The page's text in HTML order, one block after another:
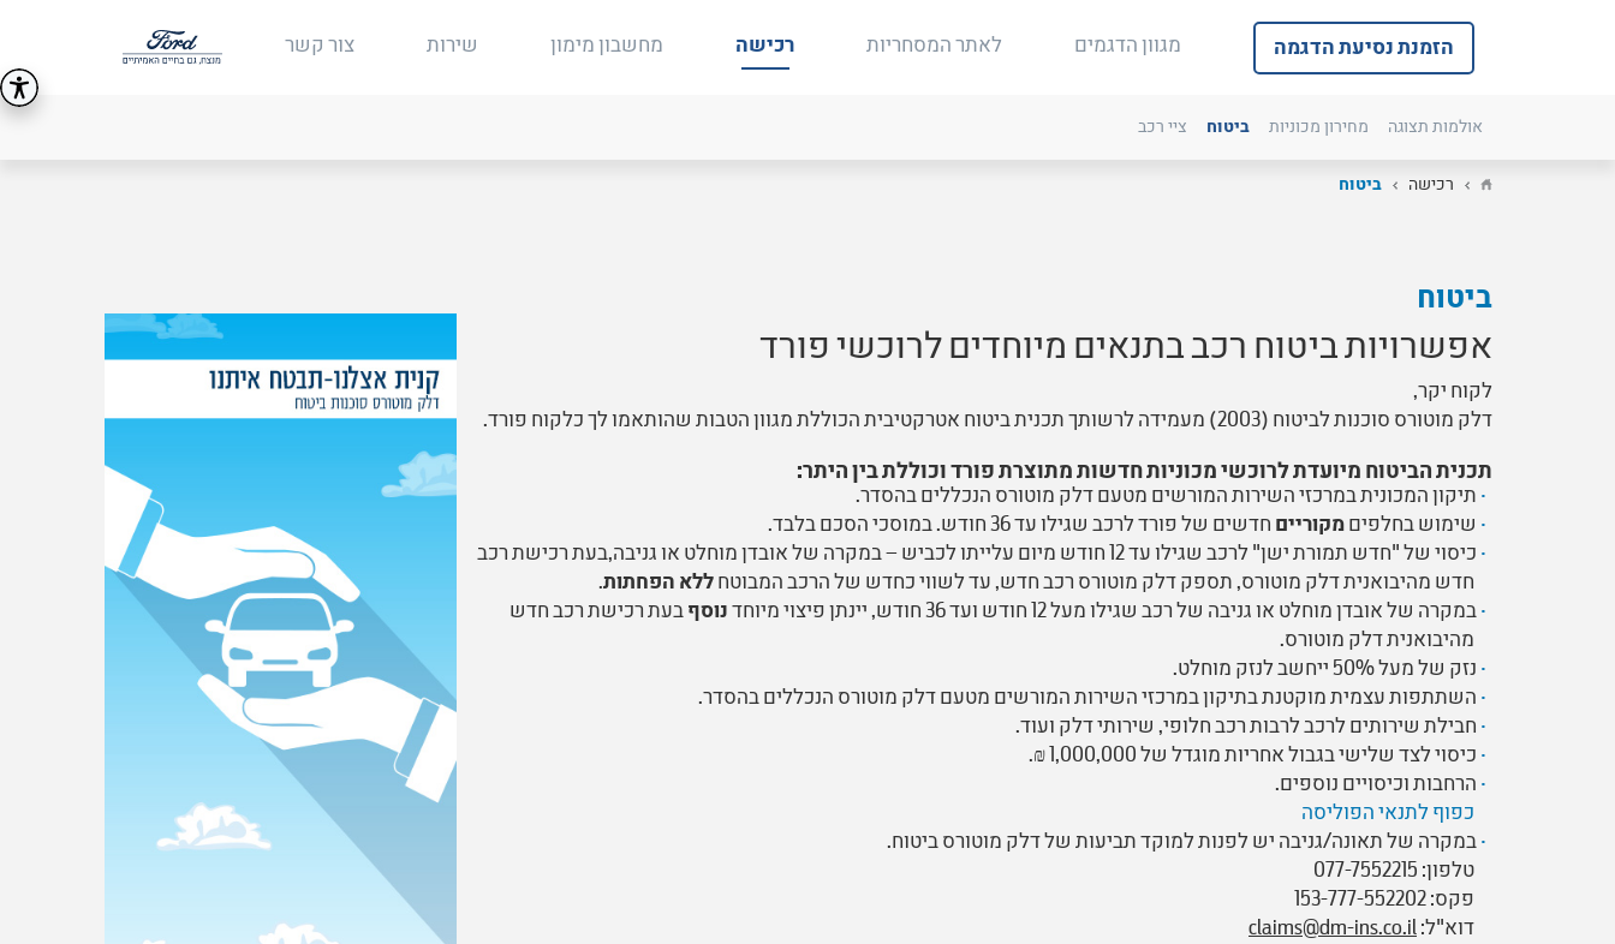
הזמנת נסיעת הדגמה מגוון הדגמים לאתר המסחריות רכישה
אולמות תצוגה מחירון מכוניות ביטוח ציי רכב
מחשבון מימון שירות צור קשר
רכישה ביטוח
ביטוח
אפשרויות ביטוח רכב בתנאים מיוחדים לרוכשי פורד
לקוח יקר,
דלק מוטורס סוכנות לביטוח (2003) מעמידה לרשותך תכנית ביטוח אטרקטיבית הכוללת מגוון הטבות שהותאמו לך כלקוח פורד.
תכנית הביטוח מיועדת לרוכשי מכוניות חדשות מתוצרת פורד וכוללת בין היתר:
תיקון המכונית במרכזי השירות המורשים מטעם דלק מוטורס הנכללים בהסדר.
שימוש בחלפיםמקוריים חדשים של פורד לרכב שגילו עד 36 חודש. במוסכי הסכם בלבד.
כיסוי של "חדש תמורת ישן" לרכב שגילו עד 12 חודש מיום עלייתו לכביש – במקרה של אובדן מוחלט או גניבה,בעת רכישת רכב
חדש מהיבואנית דלק מוטורס, תספק דלק מוטורס רכב חדש, עד לשווי כחדש של הרכב המבוטחללא הפחתות.
במקרה של אובדן מוחלט או גניבה של רכב שגילו מעל 12 חודש ועד 36 חודש, יינתן פיצוי מיוחד
נוסףבעת רכישת רכב חדש
מהיבואנית דלק מוטורס.
נזק של מעל 50% ייחשב לנזק מוחלט.
השתתפות עצמית מוקטנת בתיקון במרכזי השירות המורשים מטעם דלק מוטורס הנכללים בהסדר.
חבילת שירותים לרכב לרבות רכב חלופי, שירותי דלק ועוד.
כיסוי לצד שלישי בגבול אחריות מוגדל של 1,000,000 ₪.
הרחבות וכיסויים נוספים.
כפוף לתנאי הפוליסה
במקרה של תאונה/גניבה יש לפנות למוקד תביעות של דלק מוטורס ביטוח.
טלפון: 077-7552215
פקס: 153-777-552202
דוא"ל:claims@dm-ins.co.il